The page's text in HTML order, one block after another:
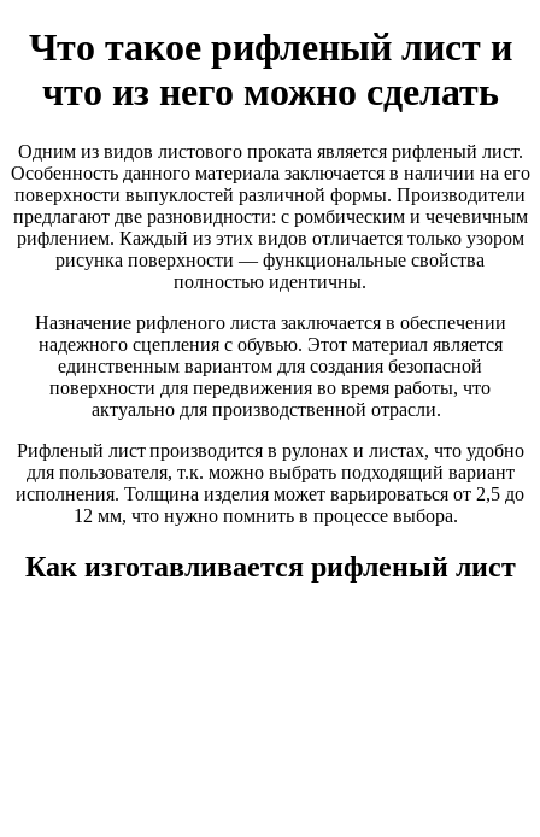
Что такое рифленый лист и
что из него можно сделать
Одним из видов листового проката является рифленый лист.
Особенность данного материала заключается в наличии на его
поверхности выпуклостей различной формы. Производители
предлагают две разновидности: с ромбическим и чечевичным
рифлением. Каждый из этих видов отличается только узором
рисунка поверхности — функциональные свойства
полностью идентичны.
Назначение рифленого листа заключается в обеспечении
надежного сцепления с обувью. Этот материал является
единственным вариантом для создания безопасной
поверхности для передвижения во время работы, что
актуально для производственной отрасли.
Рифленый лист производитсяв рулонах и листах, что удобно
для пользователя, т.к. можно выбрать подходящий вариант
исполнения. Толщина изделия может варьироваться от 2,5 до
12 мм, что нужно помнить в процессе выбора.
Как изготавливается рифленый лист